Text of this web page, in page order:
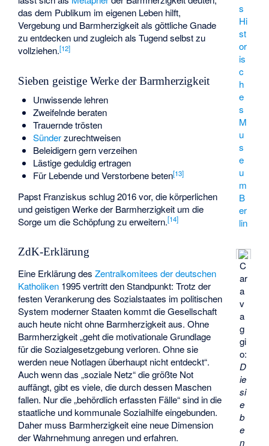
s
Hi
st
or
is
c
h
e
s
M
u
s
e
u
m
B
er
lin
C
ar
a
v
a
g
gi
o:
D
ie
si
e
b
e
n
das dem Publikum im eigenen Leben hilft,
Vergebung und Barmherzigkeit als göttliche Gnade
zu entdecken und zugleich als Tugend selbst zu
vollziehen.[12]
Sieben geistige Werke der Barmherzigkeit
Unwissende lehren
Zweifelnde beraten
Trauernde trösten
Sünder zurechtweisen
Beleidigern gern verzeihen
Lästige geduldig ertragen
Für Lebende und Verstorbene beten[13]
Papst Franziskus schlug 2016 vor, die körperlichen
und geistigen Werke der Barmherzigkeit um die
Sorge um die Schöpfung zu erweitern.[14]
ZdK-Erklärung
Eine Erklärung desZentralkomitees der deutschen
Katholiken 1995 vertritt den Standpunkt: Trotz der
festen Verankerung des Sozialstaates im politischen
System moderner Staaten kommt die Gesellschaft
auch heute nicht ohne Barmherzigkeit aus. Ohne
Barmherzigkeit „geht die motivationale Grundlage
für die Sozialgesetzgebung verloren. Ohne sie
werden neue Notlagen überhaupt nicht entdeckt“.
Auch wenn das „soziale Netz“ die größte Not
auffängt, gibt es viele, die durch dessen Maschen
fallen. Nur die „behördlich erfassten Fälle“ sind in die
staatliche und kommunale Sozialhilfe eingebunden.
Daher muss Barmherzigkeit eine neue Dimension
der Wahrnehmung anregen und erfahren.